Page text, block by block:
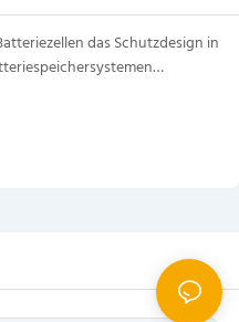
das Schutzdesign in